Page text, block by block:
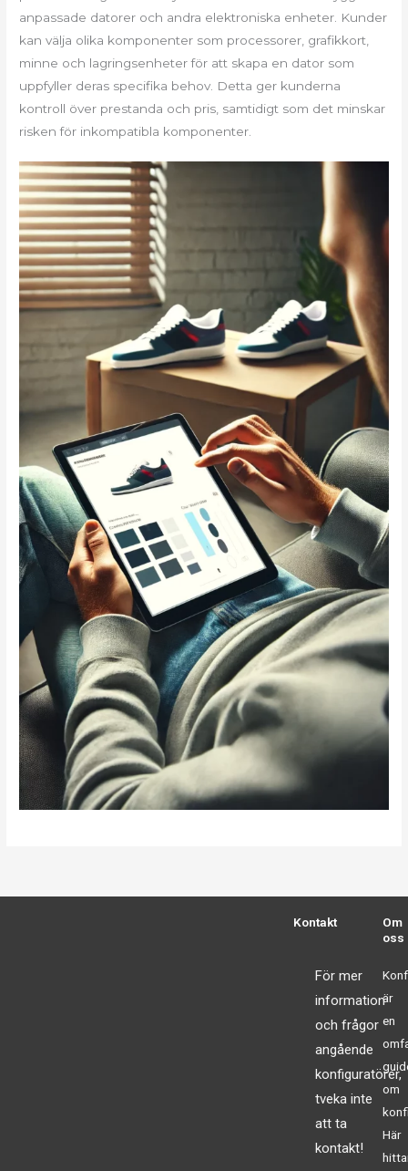
anpassade datorer och andra elektroniska enheter. Kunder
kan välja olika komponenter som processorer, grafikkort,
minne och lagringsenheter för att skapa en dator som
uppfyller deras specifika behov. Detta ger kunderna
kontroll över prestanda och pris, samtidigt som det minskar
risken för inkompatibla komponenter.
Om
oss
Kontakt
är
en
om
Här
För mer
information
och frågor
angående
konfiguratörer,
tveka inte
att ta
kontakt!